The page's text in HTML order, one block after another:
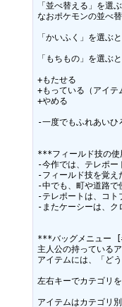
「並べ替える」を選
なおポケモンの並べ
「かいふく」を選ぶ
「もちもの」を選ぶ
+もたせる
+もっている（アイテ
+やめる
-一度でもふれあいひ
***フィールド技の
-今作では、テレポー
-フィールド技を覚え
-中でも、町や道路で
-テレポートは、コト
-またケーシーは、ク
***バッグメニュー
主人公の持っている
アイテムには、「ど
左右キーでカテゴリ
アイテムはカテゴリ